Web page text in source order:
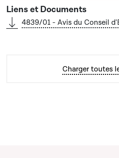
4839/01 - Avis du Conseil
Charger toutes